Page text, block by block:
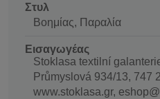
Στυλ
Βοημίας, Παραλία
Εισαγωγέας
Stoklasa textilní
Průmyslová 934/13, 747
www.stoklasa.gr,